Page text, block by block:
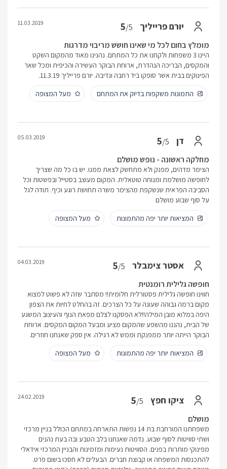
יורם פרייליך 5/5
11.03.2019
מומלץ בחום לכל מי שאינו חושש מריבוי מדרגות
היינו 3 משפחות ולקחנו את כל המתחם. נהנינו מאוד מהמקום השקט
והמקסים, הבריכה הנהדרת, ארוחת הבוקר העשירה והכיפית ומכל שאר
הפינוקים בבית אשר סופקו ביד רחבה ונדיבה. יורם פרייליך 11.3.19.
התמונות משקפות בדיוק את המתחם
מעל המצופה
דן 5/5
05.03.2019
מחלקה ראשונה - נופש מושלם
הצימר מדהים, מפנק ולא מתחשק לצאת ממנו. יש בו כל מה שצריך
לחופשה מושלמת ומנוחה טוטאלית. המקום מעוצב בסטייל ובפשטות וכל
הסביבה הפראית שנשקפת מהצימר משרה תחושת רוגע וכיף. תודה לגל
על סוף שבוע מושלם
המציאות יותר יפה מהתמונות
מעל המצופה
אסטר צימבלר 5/5
04.03.2019
חופשה גלילית רומנטית
חווינו חופשה גלילית פסטורלית חלומית!! מסתבר שזה לא פשוט למצוא
מקום ברמה גבוהה שעונה על כל הצרכים. זה בהחלט לחיות את הצפון
היפה במלוא מובן המילה!!לא הפסקנו לצלם מפאת הנוף והעיצוב המשגע
של הבית, נהננו מהשפע שהמקום מציע ומבעל המקום המקסים. ארוחת
הבוקר הייתה יותר ממפנקת וממש לא רגילה. אין ספק שאנחנו חוזרים.
המציאות יותר יפה מהתמונות
מעל המצופה
ציקו חפץ 5/5
24.02.2019
מושלם
משפחתנו המורחבת בת 14 נפשות התארחה במתחם הכולל בניין מרכזי
ושתי סוויטות לסוף שבוע. נדמה שאנחנו בלב הטבע ובה בעת נהנים
מפינוקי מותרות בפנים. הסוויטות נעימות ומזמינות והבניין המרכזי אידאלי
להתכנסות המשפחה או קבוצת חברים. הבעלים לא חסכו בשום פרט.